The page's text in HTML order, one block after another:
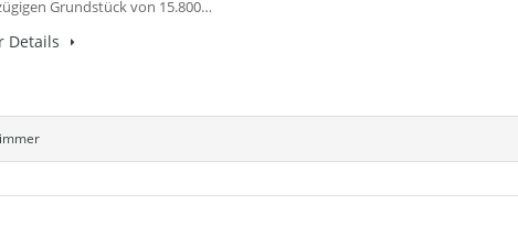
Grundstück von 15.800…
Details